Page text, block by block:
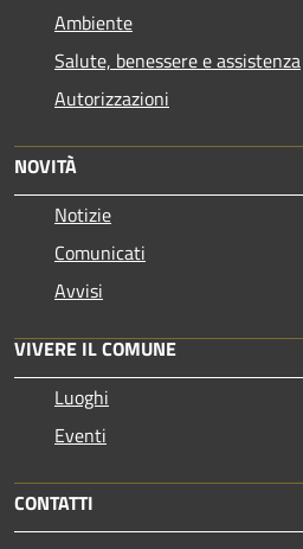
Ambiente
Salute, benessere e assistenza
Autorizzazioni
NOVITÀ
Notizie
Comunicati
Avvisi
VIVERE IL COMUNE
Luoghi
Eventi
CONTATTI